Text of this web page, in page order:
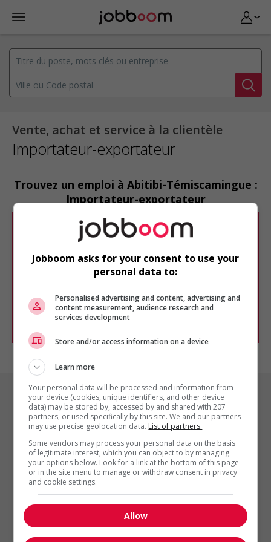
Vente, achat et service à la clientèle
Importateur-exportateur
Trouvez un emploi à Abitibi-Témiscamingue :
Importateur-exportateur
Désolé, cette recherche n'a produit aucun
résultat.
Veuillez faire une nouvelle recherche.
Vous pouvez en tout temps utiliser nos
chercher un poste selon votre profil
d'intérêt en emploi en vousinscrivant
comme membre Jobboom.
Emplois par ville
Emplois par secteur
Emplois par statut
Emplois par type
Nos suggestions
Jobboom asks for your consent to use your
personal data to:
Personalised advertising and content, advertising and
content measurement, audience research and
services development
Store and/or access information on a device
Learn more
Your personal data will be processed and information from
your device (cookies, unique identifiers, and other device
data) may be stored by, accessed by and shared with 207
partners, or used specifically by this site. We and our partners
may use precise geolocation data. List of partners.
Some vendors may process your personal data on the basis
of legitimate interest, which you can object to by managing
your options below. Look for a link at the bottom of this page
or in the site menu to manage or withdraw consent in privacy
and cookie settings.
Allow